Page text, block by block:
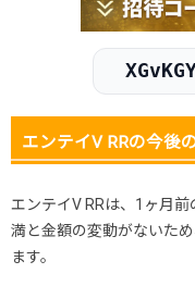
-円
エンテイV RRの今後
エンテイV RRは、1ヶ月
満と金額の変動がないた
ます。